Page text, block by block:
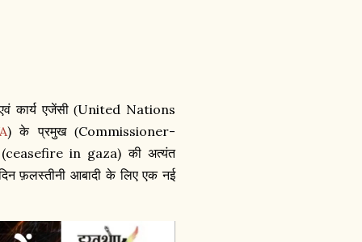
कार्य एजेंसी (United Nations
)के प्रमुख (Commissioner-
(ceasefire in gaza) की अत्यंत
फ़लस्तीनी आबादी के लिए एक नई